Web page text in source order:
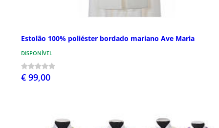
Estolão 100% poliéster bordado mariano Ave Maria
DISPONÍVEL
€ 99,00